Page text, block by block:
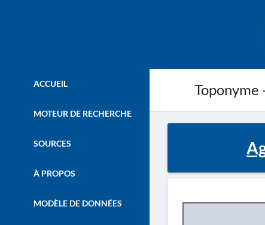
Toponyme
ACCUEIL
MOTEUR DE RECHERCHE
SOURCES
À PROPOS
MODÈLE DE DONNÉES